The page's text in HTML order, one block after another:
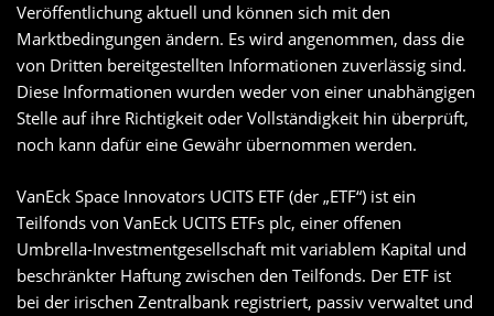
Veröffentlichung aktuell und können sich mit den
Marktbedingungen ändern. Es wird angenommen, dass die
von Dritten bereitgestellten Informationen zuverlässig sind.
Diese Informationen wurden weder von einer unabhängigen
Stelle auf ihre Richtigkeit oder Vollständigkeit hin überprüft,
noch kann dafür eine Gewähr übernommen werden.
VanEck Space Innovators UCITS ETF (der „ETF“) ist ein
Teilfonds von VanEck UCITS ETFs plc, einer offenen
Umbrella-Investmentgesellschaft mit variablem Kapital und
beschränkter Haftung zwischen den Teilfonds. Der ETF ist
bei der irischen Zentralbank registriert, passiv verwaltet und